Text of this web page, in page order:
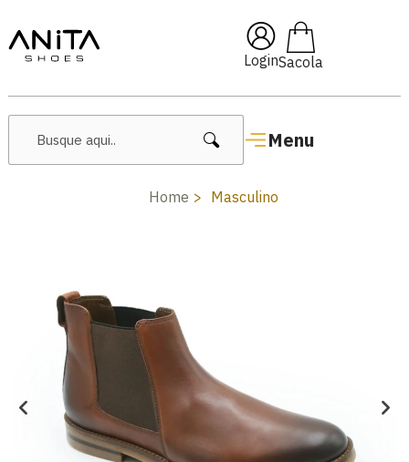
Login
Menu
🔥 Lançamentos Femininos
Home Masculino